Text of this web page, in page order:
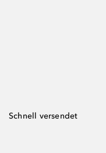
Schnell versendet